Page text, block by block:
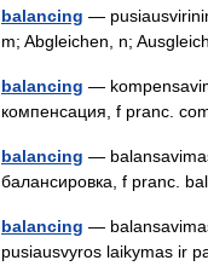
balancing —
m; Abgleichen, n;
balancing —
компенсация, f pranc.
balancing —
балансировка, f pranc.
balancing —
pusiausvyros laikymas ir